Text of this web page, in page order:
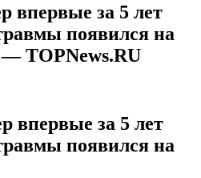
впервые за 5 лет
появился на
TOPNews.RU
впервые за 5 лет
появился на